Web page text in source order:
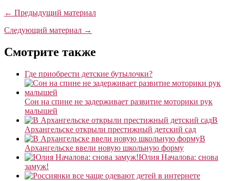
← Предыдущий материал
Следующий материал →
Смотрите также
Где приобрести детские бутылочки?
Сон на спине не задерживает развитие моторики рук
малышей
В
Архангельске открыли престижный детский сад
В
Архангельске ввели новую школьную форму
Юлия Началова: снова
замуж!